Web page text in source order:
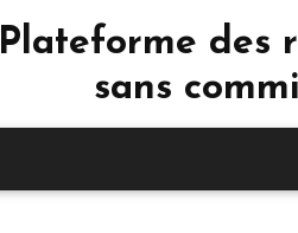
Plateforme des
sans